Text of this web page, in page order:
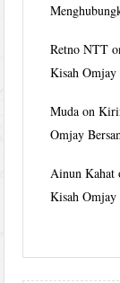
Retno NTT
Kisah Omjay
Muda on
Omjay
Ainun Kahat
Kisah Omjay